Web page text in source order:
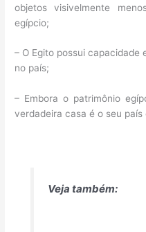
objetos visivelmente
egípcio;
– O Egito possui
no país;
– Embora o patrimônio
verdadeira casa é o seu país
Veja também: